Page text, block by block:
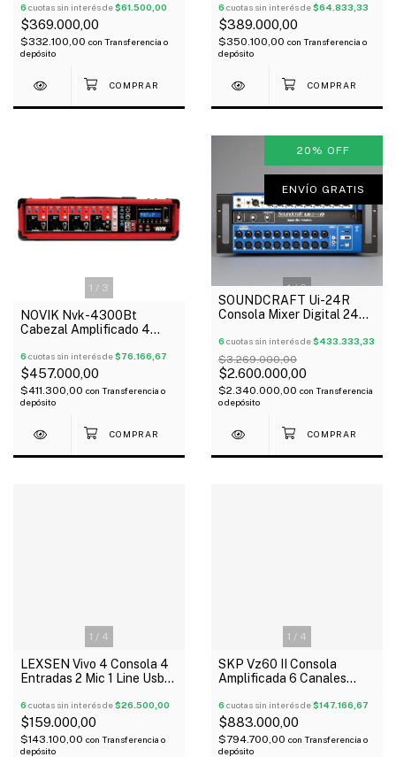
6 cuotas sin interés de$61.500,00
$369.000,00
$332.100,00 con Transferencia o
depósito
Bluetooth
6 cuotas sin interés de$64.833,33
$389.000,00
$350.100,00 con Transferencia o
depósito
1 / 3
NOVIK Nvk-4300Bt
Cabezal Amplificado 4
Bluetooth Sd
6 cuotas sin interés de$76.166,67
$457.000,00
$411.300,00 con Transferencia o
depósito
1/6
20 % OFF
ENVÍO GRATIS
SOUNDCRAFT Ui-24R
Consola Mixer Digital 24
6 cuotas sin interés de$433.333,33
$3.269.000,00
$2.600.000,00
$2.340.000,00 con Transferencia
o depósito
1 / 4
LEXSEN Vivo 4 Consola 4
Entradas 2 Mic 1 Line Usb
6 cuotas sin interés de$26.500,00
$159.000,00
$143.100,00 con Transferencia o
depósito
1 / 4
SKP Vz60 II Consola
Amplificada 6 Canales
48V
6 cuotas sin interés de$147.166,67
$883.000,00
$794.700,00 con Transferencia o
depósito